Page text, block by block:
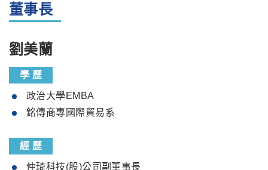
董事長
劉美蘭
學 歷
政治大學EMBA
銘傳商專國際貿易系
經 歷
仲琦科技(股)公司副董事長